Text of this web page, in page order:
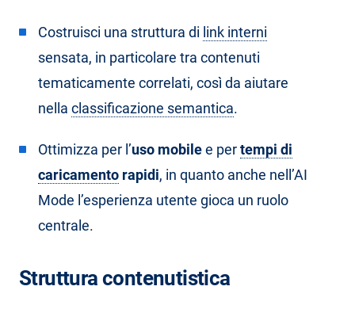
Costruisci una struttura di link interni
sensata, in particolare tra contenuti
tematicamente correlati, così da aiutare
nella classificazione semantica.
Ottimizza per l’uso mobilee pertempi di
caricamento rapidi, in quanto anche nell’AI
Mode l’esperienza utente gioca un ruolo
centrale.
Struttura contenutistica